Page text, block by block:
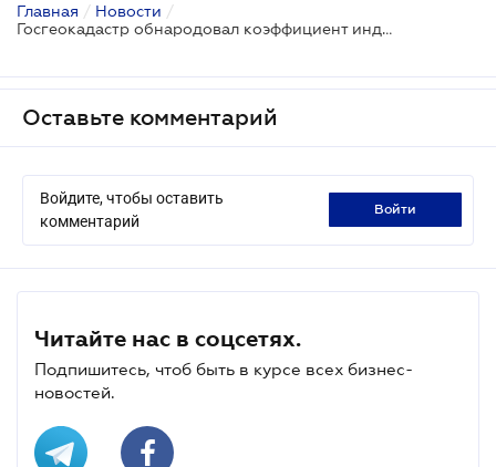
Главная / Новости /
Госгеокадастр обнародовал коэффициент индексации нормативной денежной оценки земель за 2024 год
Оставьте комментарий
Войдите, чтобы оставить
комментарий
войти
Читайте нас в соцсетях.
Подпишитесь, чтоб быть в курсе всех бизнес-
новостей.